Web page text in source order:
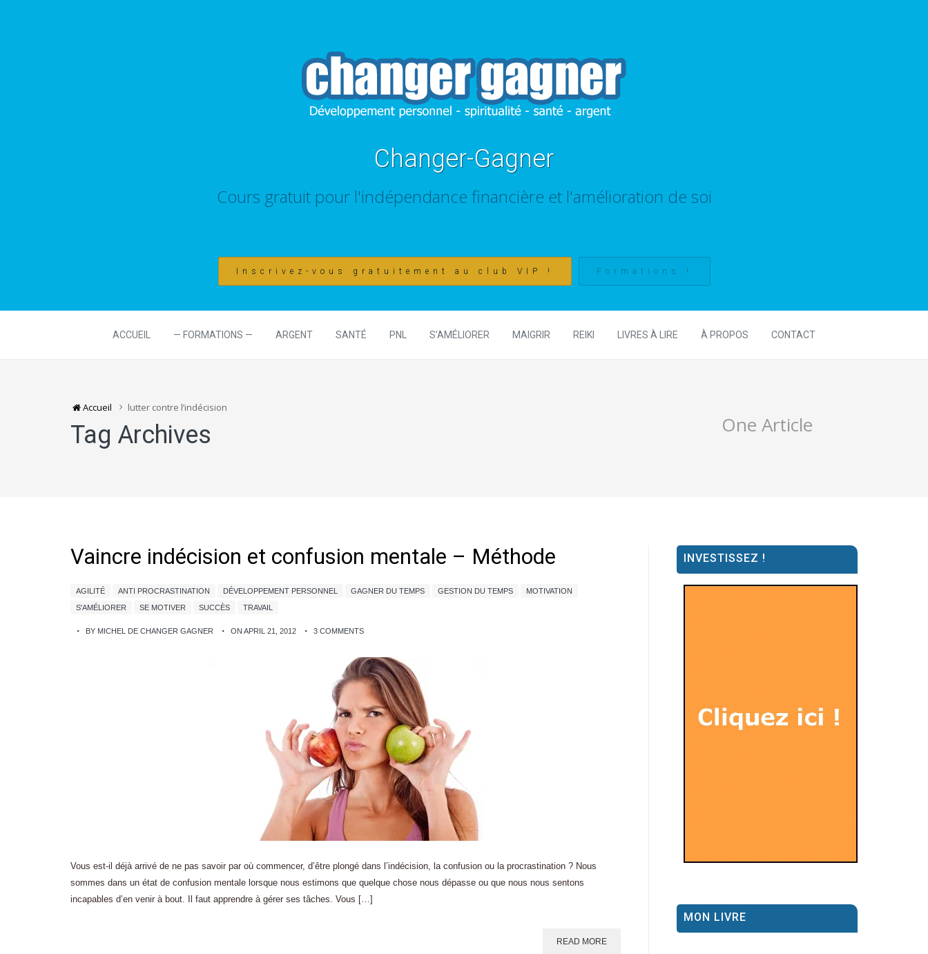
Changer-Gagner
Cours gratuit pour l'indépendance financière et l'amélioration de soi
Inscrivez-vous gratuitement au club VIP ! Formations !
ACCUEIL — FORMATIONS — ARGENT SANTÉ PNL S’AMÉLIORER MAIGRIR REIKI LIVRES À LIRE À PROPOS CONTACT
Accueil lutter contre l’indécision
Tag Archives One Article
Vaincre indécision et confusion mentale – Méthode
AGILITÉ ANTI PROCRASTINATION DÉVELOPPEMENT PERSONNEL GAGNER DU TEMPS GESTION DU TEMPS
MOTIVATION
S'AMÉLIORER
SE MOTIVER SUCCÈS TRAVAIL
BY MICHEL DE CHANGER GAGNER ON APRIL 21, 2012 3 COMMENTS
Vous est-il déjà arrivé de ne pas savoir par où commencer, d’être plongé dans l’indécision, la confusion ou la procrastination ? Nous
sommes dans un état de confusion mentale lorsque nous estimons que quelque chose nous dépasse ou que nous nous sentons
incapables d’en venir à bout. Il faut apprendre à gérer ses tâches. Vous […]
READ MORE
INVESTISSEZ !
MON LIVRE